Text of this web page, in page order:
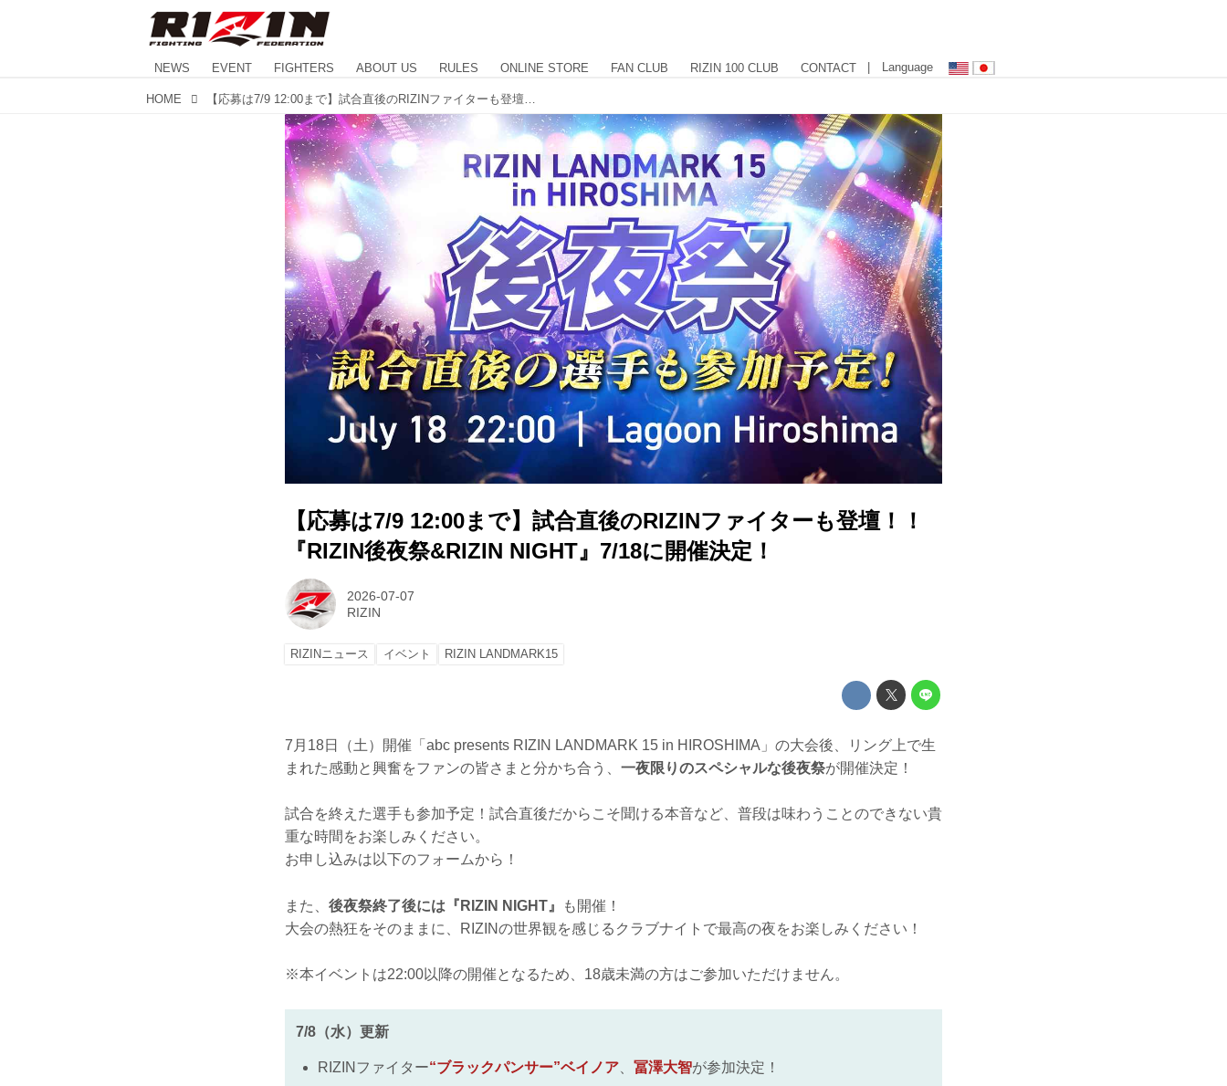
NEWS EVENT FIGHTERS ABOUT US RULES ONLINE STORE FAN CLUB RIZIN 100 CLUB CONTACT | Language
HOME
【応募は7/9 12:00まで】試合直後のRIZINファイターも登壇！！
『RIZIN後夜祭&RIZIN NIGHT』7/18に開催決定！
2026-07-07
RIZIN
RIZINニュース イベント RIZIN LANDMARK15
7月18日（土）開催「abc presents RIZIN LANDMARK 15 in HIROSHIMA」の大会後、リング上で生
まれた感動と興奮をファンの皆さまと分かち合う、 一夜限りのスペシャルな後夜祭が開催決定！
試合を終えた選手も参加予定！試合直後だからこそ聞ける本音など、普段は味わうことのできない貴
重な時間をお楽しみください。
お申し込みは以下のフォームから！
また、 後夜祭終了後には『RIZIN NIGHT』
も開催！
大会の熱狂をそのままに、RIZINの世界観を感じるクラブナイトで最高の夜をお楽しみください！
※本イベントは22:00以降の開催となるため、18歳未満の方はご参加いただけません。
7/8（水）更新
RIZINファイター“ブラックパンサー”ベイノア 冨澤大智が参加決定！